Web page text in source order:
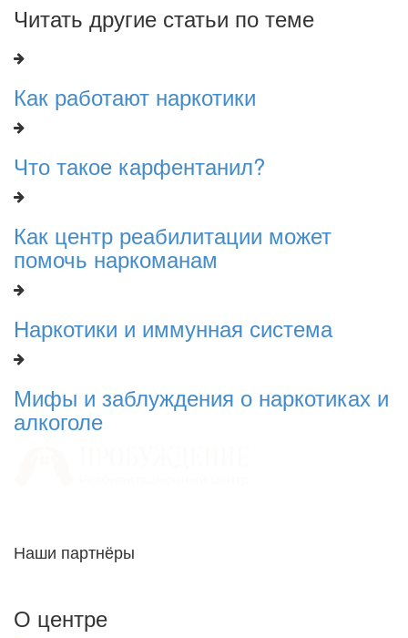
Читать другие статьи по теме
Как работают наркотики
Что такое карфентанил?
Как центр реабилитации может
помочь наркоманам
Наркотики и иммунная система
Мифы и заблуждения о наркотиках и
алкоголе
Наши партнёры
О центре